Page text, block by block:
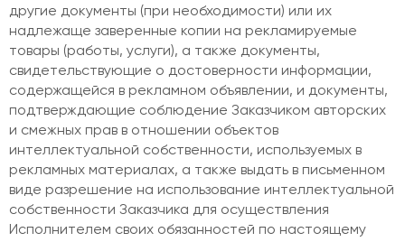
другие документы (при необходимости) или их
надлежаще заверенные копии на рекламируемые
товары (работы, услуги), а также документы,
свидетельствующие о достоверности информации,
содержащейся в рекламном объявлении, и документы,
подтверждающие соблюдение Заказчиком авторских
и смежных прав в отношении объектов
интеллектуальной собственности, используемых в
рекламных материалах, а также выдать в письменном
виде разрешение на использование интеллектуальной
собственности Заказчика для осуществления
Исполнителем своих обязанностей по настоящему